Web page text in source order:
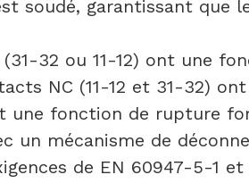
soudé, garantissant que
32 ou 11-12) ont une
NC (11-12 et 31-32)
une fonction de rupture
mécanisme de
de EN 60947-5-1